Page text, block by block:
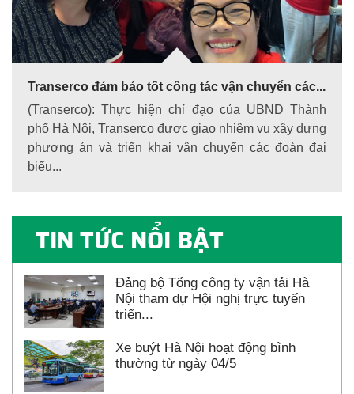
Transerco đảm bảo tốt công tác vận chuyển các...
(Transerco): Thực hiện chỉ đạo của UBND Thành
phố Hà Nội, Transerco được giao nhiệm vụ xây dựng
phương án và triển khai vận chuyển các đoàn đại
biểu...
TIN TỨC NỔI BẬT
Đảng bộ Tổng công ty vận tải Hà
Nội tham dự Hội nghị trực tuyến
triển...
Xe buýt Hà Nội hoạt động bình
thường từ ngày 04/5